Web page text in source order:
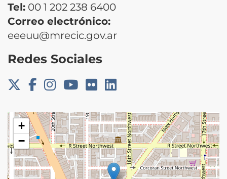
Tel: 00 1 202 238 6400
Correo electrónico:
eeeuu@mrecic.gov.ar
Redes Sociales
+
−